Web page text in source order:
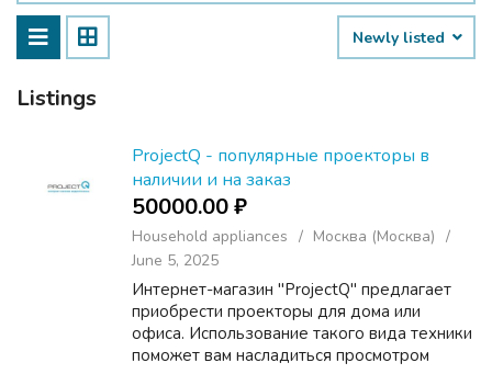
Newly listed
Listings
ProjectQ - популярные проекторы в
наличии и на заказ
50000.00 ₽
Household appliances
Москва (Москва)
June 5, 2025
Интернет-магазин "ProjectQ" предлагает
приобрести проекторы для дома или
офиса. Использование такого вида техники
поможет вам насладиться просмотром